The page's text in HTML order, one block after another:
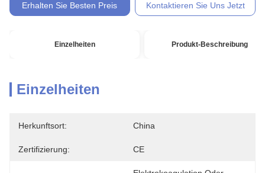
Erhalten Sie Besten Preis Kontaktieren Sie Uns Jetzt
Einzelheiten Produkt-Beschreibung
Einzelheiten
Herkunftsort: China
Zertifizierung: CE